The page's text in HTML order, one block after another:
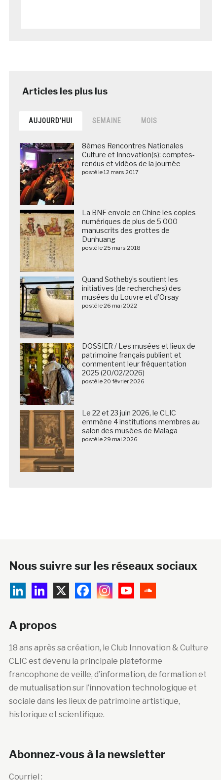
AUJOURD’HUI SEMAINE MOIS
8èmes Rencontres Nationales
Culture et Innovation(s): comptes-
rendus et vidéos de la journée
posté le 12 mars 2017
La BNF envoie en Chine les copies
numériques de plus de 5 000
manuscrits des grottes de
Dunhuang
posté le 25 mars 2018
Quand Sotheby’s soutient les
initiatives (de recherches) des
musées du Louvre et d’Orsay
posté le 26 mai 2022
DOSSIER / Les musées et lieux de
patrimoine français publient et
commentent leur fréquentation
2025 (20/02/2026)
posté le 20 février 2026
Le 22 et 23 juin 2026, le CLIC
emmène 4 institutions membres au
salon des musées de Malaga
posté le 29 mai 2026
Nous suivre sur les réseaux sociaux
A propos
18 ans après sa création, le Club Innovation & Culture
CLIC est devenu la principale plateforme
francophone de veille, d’information, de formation et
de mutualisation sur l’innovation technologique et
sociale dans les lieux de patrimoine artistique,
historique et scientifique.
Abonnez-vous à la newsletter
Courriel :